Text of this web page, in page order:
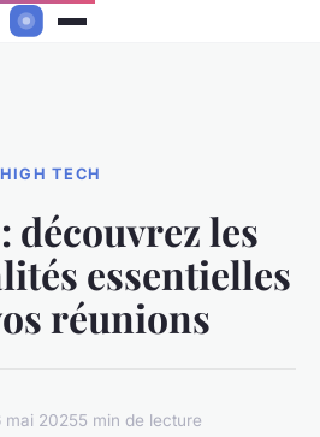
HIGH TECH
découvrez les
essentielles
réunions
mai 20255 min de lecture